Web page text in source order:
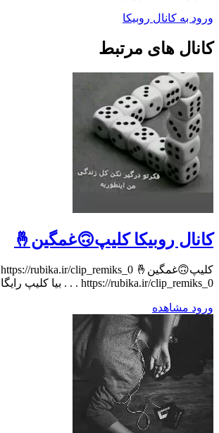
ورود به کانال روبیکا
کانال های مرتبط
کانال روبیکا کلیپ🙃غمگین🤞
کلیپ🙃غمگین🤞 https://rubika.ir/clip_remiks_0
https://rubika.ir/clip_remiks_0 . . . بیا کلیپ رایگان دانلود کن
ورود مشاهده